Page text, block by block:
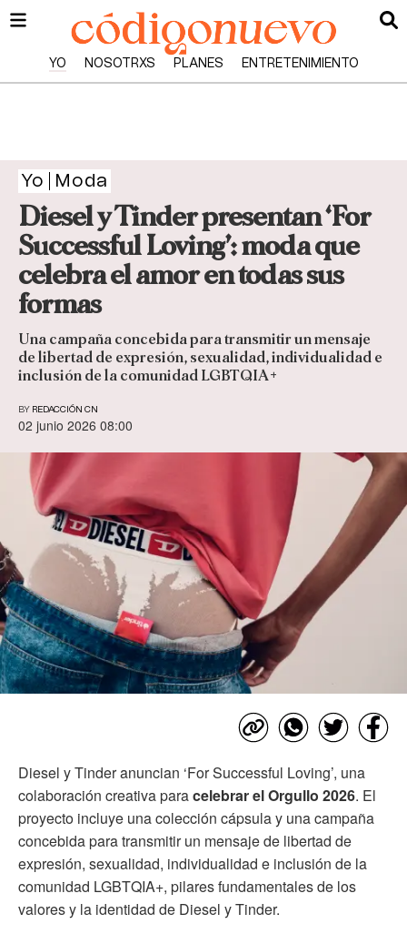
YO NOSOTRXS PLANES ENTRETENIMIENTO
Yo Moda
Diesel y Tinder presentan ‘For
Successful Loving’: moda que
celebra el amor en todas sus
formas
Una campaña concebida para transmitir un mensaje
de libertad de expresión, sexualidad, individualidad e
inclusión de la comunidad LGBTQIA+
BY REDACCIÓN CN
02 junio 2026 08:00
Diesel y Tinder anuncian ‘For Successful Loving’, una
colaboración creativa paracelebrar el Orgullo 2026. El
proyecto incluye una colección cápsula y una campaña
concebida para transmitir un mensaje de libertad de
expresión, sexualidad, individualidad e inclusión de la
comunidad LGBTQIA+, pilares fundamentales de los
valores y la identidad de Diesel y Tinder.